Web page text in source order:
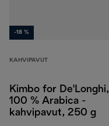
-18 %
KAHVIPAVUT
Kimbo for De'Longhi,
100 % Arabica -
kahvipavut, 250 g